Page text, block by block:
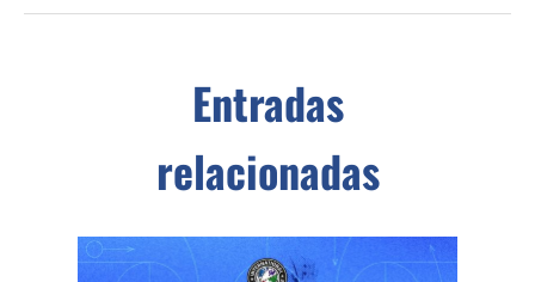
Entradas
relacionadas